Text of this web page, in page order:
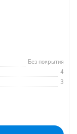
Без покрытия
4
3